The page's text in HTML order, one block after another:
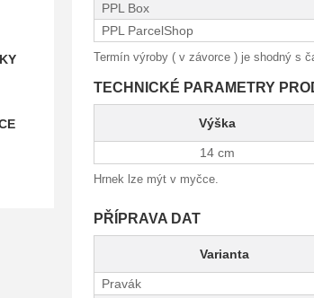
PPL Box
PPL ParcelShop
Termín výroby ( v závorce ) je shodný s
TECHNICKÉ PARAMETRY
Výška
14 cm
Hrnek lze mýt v myčce.
PŘÍPRAVA DAT
Varianta
Pravák